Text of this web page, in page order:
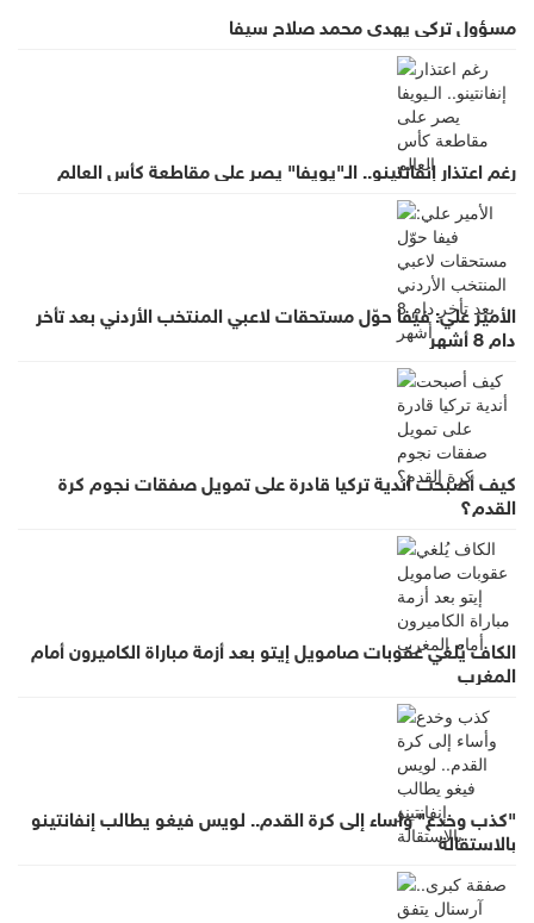
مسؤول تركي يهدي محمد صلاح سيفا
رغم اعتذار إنفانتينو.. الـ"يويفا" يصر على مقاطعة كأس العالم
الأمير علي: فيفا حوّل مستحقات لاعبي المنتخب الأردني بعد تأخر
دام 8 أشهر
كيف أصبحت أندية تركيا قادرة على تمويل صفقات نجوم كرة
القدم؟
الكاف يُلغي عقوبات صامويل إيتو بعد أزمة مباراة الكاميرون أمام
المغرب
"كذب وخدع" وأساء إلى كرة القدم.. لويس فيغو يطالب إنفانتينو
بالاستقالة